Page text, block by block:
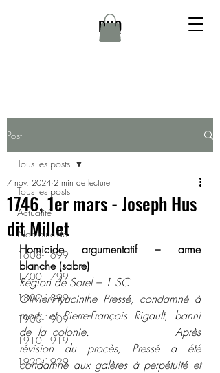
DHQ
Post
Tous les posts
Actualité
Non élucidé
1608-1699
1700-1799
1800-1899
1900-1909
1910-1919
1920-1929
Tous les posts
1746, 1er mars - Joseph Hus
dit Millet
7 nov. 2024 2 min de lecture
Homicide argumentatif – arme
blanche (sabre)
Région de Sorel – 1 SC
Olivier-Hyacinthe Pressé, condamné à
mort; et Pierre-François Rigault, banni
de la colonie. 			Après
révision du procès, Pressé a été
condamné aux galères à perpétuité et